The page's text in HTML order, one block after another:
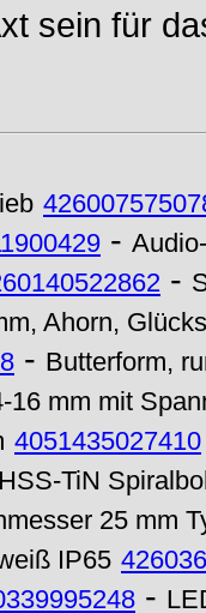
sein für
-
-
Ahorn,
- Butterform,
mm mit
4051435027410
TiN
25 mm
IP65
-